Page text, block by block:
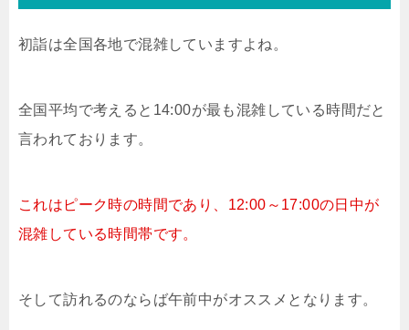
初詣は全国各地で混雑していますよね。
全国平均で考えると14:00が最も混雑している時間だと
言われております。
これはピーク時の時間であり、12:00～17:00の日中が
混雑している時間帯です。
そして訪れるのならば午前中がオススメとなります。